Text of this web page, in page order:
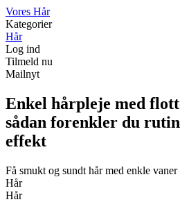
Vores Hår
Kategorier
Hår
Log ind
Tilmeld nu
Mailnyt
Enkel hårpleje med
sådan forenkler du
effekt
Få smukt og sundt hår med enkle
Hår
Hår